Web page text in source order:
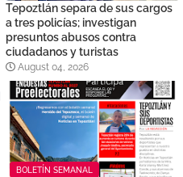
Tepoztlán separa de sus cargos
a tres policías; investigan
presuntos abusos contra
ciudadanos y turistas
August 04, 2026
BOLETÍN SEMANAL